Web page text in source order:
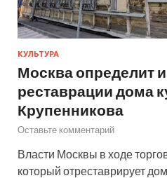
КУЛЬТУРА
Москва определит
реставрации дома
Крупенникова
Оставьте комментарий
Власти Москвы в ходе
который отреставрирует